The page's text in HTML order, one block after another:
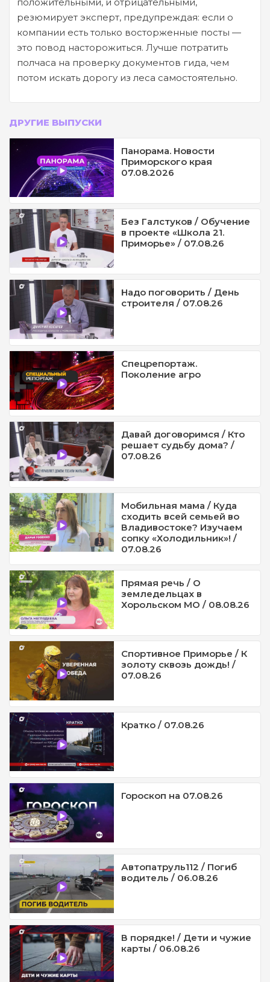
резюмирует эксперт, предупреждая: если о
компании есть только восторженные посты —
это повод насторожиться. Лучше потратить
полчаса на проверку документов гида, чем
потом искать дорогу из леса самостоятельно.
ДРУГИЕ ВЫПУСКИ
Панорама. Новости
Приморского края
07.08.2026
Без Галстуков / Обучение
в проекте «Школа 21.
Приморье» / 07.08.26
Надо поговорить / День
строителя / 07.08.26
Спецрепортаж.
Поколение агро
Давай договоримся / Кто
решает судьбу дома? /
07.08.26
Мобильная мама / Куда
сходить всей семьей во
Владивостоке? Изучаем
сопку «Холодильник»! /
07.08.26
Прямая речь / О
земледельцах в
Хорольском МО / 08.08.26
Спортивное Приморье / К
золоту сквозь дождь! /
07.08.26
Кратко / 07.08.26
Гороскоп на 07.08.26
Автопатруль112 / Погиб
водитель / 06.08.26
В порядке! / Дети и чужие
карты / 06.08.26